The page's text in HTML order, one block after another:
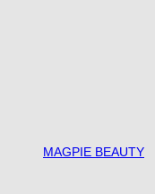
MAGPIE BEAUTY